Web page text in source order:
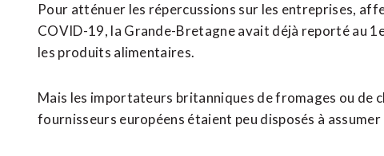
Pour atténuer les répercussions sur les entreprises,
COVID-19, la Grande-Bretagne avait déjà reporté au
les produits alimentaires.
Mais les importateurs britanniques de fromages ou
fournisseurs européens étaient peu disposés à